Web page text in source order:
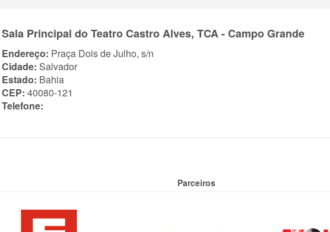
Sala Principal do Teatro Castro Alves, TCA - Campo Grande
Endereço: Praça Dois de Julho, s/n
Cidade: Salvador
Estado: Bahia
CEP: 40080-121
Telefone:
Parceiros